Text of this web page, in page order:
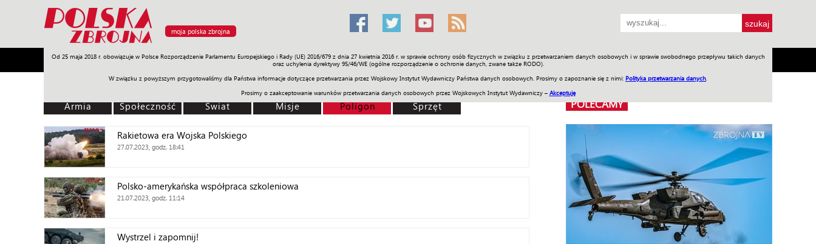
moja polska zbrojna
Od 25 maja 2018 r. obowiązuje w Polsce Rozporządzenie Parlamentu Europejskiego i Rady (UE) 2016/679 z dnia 27 kwietnia 2016 r. w sprawie ochrony osób fizycznych w związku z przetwarzaniem danych osobowych i w sprawie swobodnego przepływu takich danych
oraz uchylenia dyrektywy 95/46/WE (ogólne rozporządzenie o ochronie danych, zwane także RODO).
W związku z powyższym przygotowaliśmy dla Państwa informacje dotyczące przetwarzania przez Wojskowy Instytut Wydawniczy Państwa danych osobowych. Prosimy o zapoznanie się z nimi: Polityka przetwarzania danych
Prosimy o zaakceptowanie warunków przetwarzania danych osobowych przez Wojskowych Instytut Wydawniczy – Akceptuję
Armia Poligon Sprzęt Misje Polityka Prawo Świat Społeczność Sport Historia Galerie Wideo ENGLISH SKLEP Jednodniówki Praca w WIW
Armia Społeczność Świat Misje Poligon Sprzęt
Rakietowa era Wojska Polskiego
27.07.2023, godz. 18:41
Polsko-amerykańska współpraca szkoleniowa
21.07.2023, godz. 11:14
Wystrzel i zapomnij!
POLECAMY